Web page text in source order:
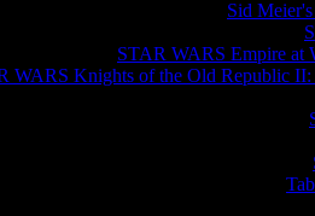
Sid
STAR WARS Empire at
WARS Knights of the Old Republic